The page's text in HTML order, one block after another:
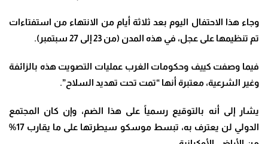
وجاء هذا الاحتفال اليوم بعد ثلاثة أيام من الانتهاء من استفتاءات
تم تنظيمها على عجل، في هذه المدن (من 23 إلى 27 سبتمبر).
فيما وصفت كييف وحكومات الغرب عمليات التصويت هذه بالزائفة
وغير الشرعية، معتبرة أنها “تمت تحت تهديد السلاح”.
يشار إلى أنه بالتوقيع رسمياً على هذا الضم، وإن كان المجتمع
الدولي لن يعترف به، تبسط موسكو سيطرتها على ما يقارب 17%